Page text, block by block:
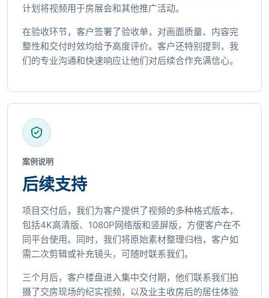
计划将视频用于房展会和其他推广活动。
在验收环节，客户签署了验收单，对画面质量、内容完
整性和交付时效均给予高度评价。客户还特别提到，我
们的专业沟通和快速响应让他们对后续合作充满信心。
案例说明
后续支持
项目交付后，我们为客户提供了视频的多种格式版本，
包括4K高清版、1080P网络版和竖屏版，方便客户在不
同平台使用。同时，我们将原始素材整理归档，客户如
需二次剪辑或补充镜头，可随时联系我们。
三个月后，客户楼盘进入集中交付期，他们联系我们拍
摄了交房现场的纪实视频，以及业主收房后的居住体验